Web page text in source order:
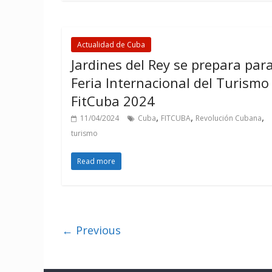
Actualidad de Cuba
Jardines del Rey se prepara
Feria Internacional del Turismo
FitCuba 2024
11/04/2024 Cuba, FITCUBA, Revolución Cubana,
turismo
Read more
← Previous